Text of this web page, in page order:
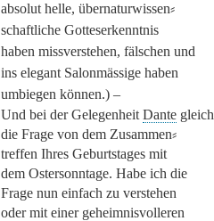
absolut helle, übernaturwissen⸗
schaftliche Gotteserkenntnis
haben missverstehen, fälschen und
ins elegant Salonmässige haben
umbiegen können.) –
Und bei der Gelegenheit Dante gleich
die Frage von dem Zusammen⸗
treffen Ihres Geburtstages mit
dem Ostersonntage. Habe ich die
Frage nun einfach zu verstehen
oder mit einer geheimnisvolleren